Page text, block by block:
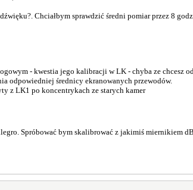
Chciałbym sprawdzić średni pomiar przez 8
- kwestia jego kalibracji w LK - chyba ze chcesz
odpowiedniej średnicy ekranowanych przewodów.
z LK1 po koncentrykach ze starych kamer
Spróbować bym skalibrować z jakimiś miernikiem